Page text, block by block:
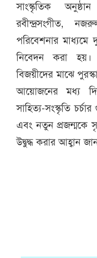
সাংস্কৃতিক
রবীন্দ্রসংগীত,
পরিবেশনার মাধ্যমে
নিবেদন করা হয়।
বিজয়ীদের মাঝে
আয়োজনের মধ্য
সাহিত্য-সংস্কৃতি
এবং নতুন প্রজন্মকে
উদ্বুদ্ধ করার আহ্বান